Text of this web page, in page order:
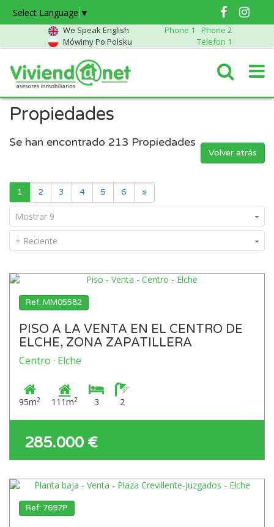
Select Language ▼
We Speak English Phone 1
Phone 2
Mówimy Po Polsku
Telefon 1
Propiedades
Se han encontrado 213 Propiedades
Volver atrás
1 2 3 4 5 6 »
Mostrar 9
+ Reciente
Ref: MM05582
PISO A LA VENTA EN EL CENTRO DE
ELCHE, ZONA ZAPATILLERA
Centro · Elche
95m2 111m2 3 2
285.000 €
Ref: 7697P